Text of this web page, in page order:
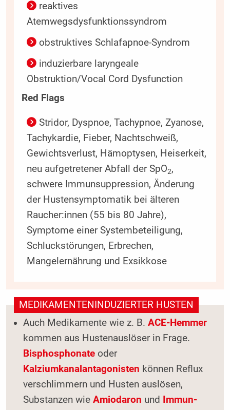
reaktives
Atemwegsdysfunktionssyndrom
obstruktives Schlafapnoe-Syndrom
induzierbare laryngeale
Obstruktion/Vocal Cord Dysfunction
Red Flags
Stridor, Dyspnoe, Tachypnoe, Zyanose,
Tachykardie, Fieber, Nachtschweiß,
Gewichtsverlust, Hämoptysen, Heiserkeit,
neu aufgetretener Abfall der SpO2,
schwere Immunsuppression, Änderung
der Hustensymptomatik bei älteren
Raucher:innen (55 bis 80 Jahre),
Symptome einer Systembeteiligung,
Schluckstörungen, Erbrechen,
Mangelernährung und Exsikkose
MEDIKAMENTENINDUZIERTER HUSTEN
Auch Medikamente wie z. B.ACE-Hemmer
kommen aus Hustenauslöser in Frage.
Bisphosphonate oder
Kalziumkanalantagonisten können Reflux
verschlimmern und Husten auslösen,
Substanzen wieAmiodaron und
Immun-